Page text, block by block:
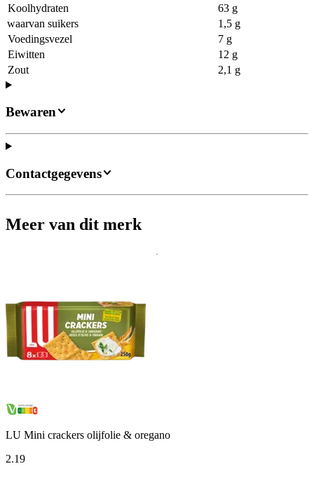
Koolhydraten
63 g
waarvan suikers
1,5 g
Voedingsvezel
7 g
Eiwitten
12 g
Zout
2,1 g
Bewaren
Contactgegevens
Meer van dit merk
LU Mini crackers olijfolie & oregano
2.19